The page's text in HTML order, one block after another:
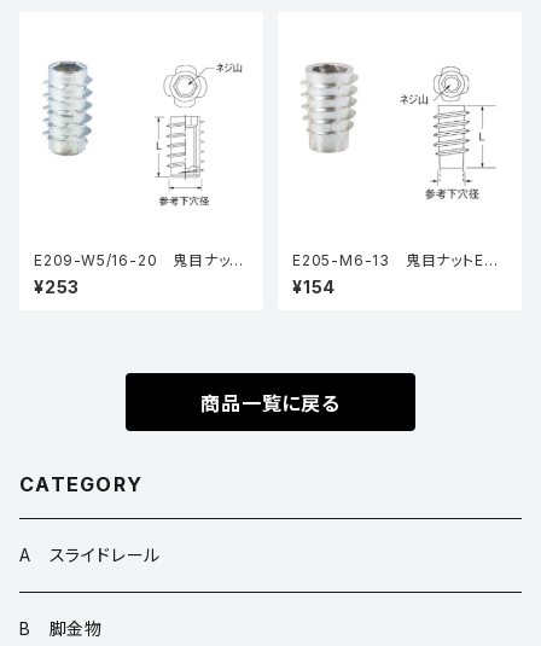
E209-W5/16-20 鬼目ナット
Pタイプ（5個入り）
¥253
E205-M6-13 鬼目ナットEタ
イプ（5個入り）
¥154
商品一覧に戻る
CATEGORY
A スライドレール
B 脚金物